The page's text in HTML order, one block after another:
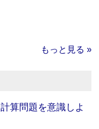
もっと見る »
算問題を意識しよ